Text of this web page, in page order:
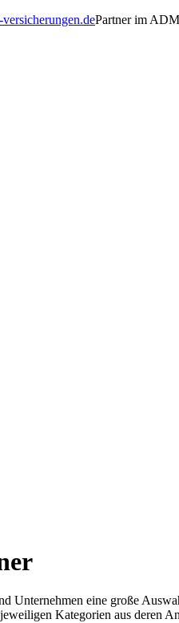
Partner im
Unter­nehmen eine große
Kategorien aus deren